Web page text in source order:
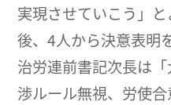
実現させていこう」
後、4人から決意表明
治労連前書記次長は
渉ルール無視、労使